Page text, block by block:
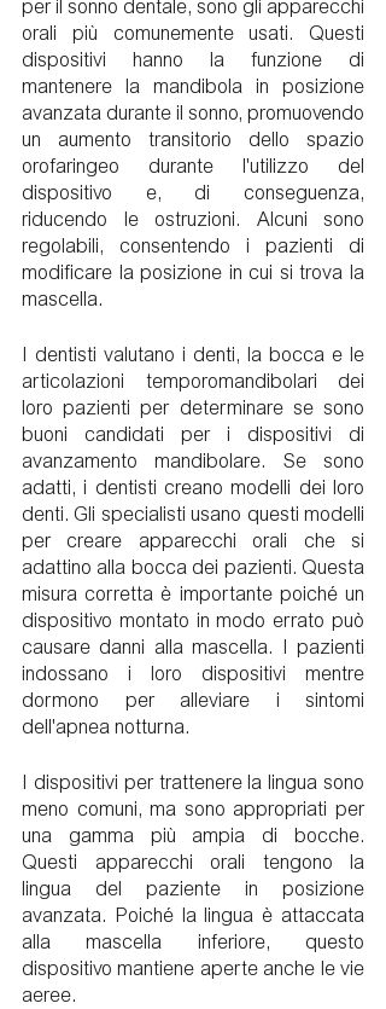
per il sonno dentale, sono gli apparecchi
orali più comunemente usati. Questi
dispositivi hanno la funzione di
mantenere la mandibola in posizione
avanzata durante il sonno, promuovendo
un aumento transitorio dello spazio
orofaringeo durante l'utilizzo del
dispositivo e, di conseguenza,
riducendo le ostruzioni. Alcuni sono
regolabili, consentendo i pazienti di
modificare la posizione in cui si trova la
mascella.
I dentisti valutano i denti, la bocca e le
articolazioni temporomandibolari dei
loro pazienti per determinare se sono
buoni candidati per i dispositivi di
avanzamento mandibolare. Se sono
adatti, i dentisti creano modelli dei loro
denti. Gli specialisti usano questi modelli
per creare apparecchi orali che si
adattino alla bocca dei pazienti. Questa
misura corretta è importante poiché un
dispositivo montato in modo errato può
causare danni alla mascella. I pazienti
indossano i loro dispositivi mentre
dormono per alleviare i sintomi
dell'apnea notturna.
I dispositivi per trattenere la lingua sono
meno comuni, ma sono appropriati per
una gamma più ampia di bocche.
Questi apparecchi orali tengono la
lingua del paziente in posizione
avanzata. Poiché la lingua è attaccata
alla mascella inferiore, questo
dispositivo mantiene aperte anche le vie
aeree.